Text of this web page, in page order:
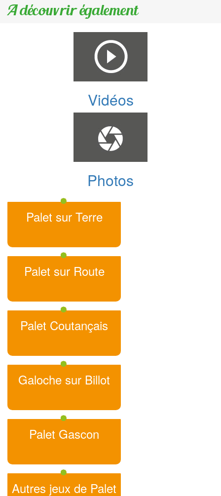
A découvrir également
Vidéos
Photos
Palet sur Terre
Palet sur Route
Palet Coutançais
Galoche sur Billot
Palet Gascon
Autres jeux de Palet